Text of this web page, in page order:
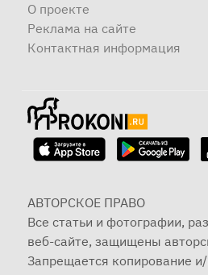
О проекте
Реклама на сайте
Контактная информация
АВТОРСКОЕ ПРАВО
Все статьи и фотографии,
веб-сайте, защищены
Запрещается копирование